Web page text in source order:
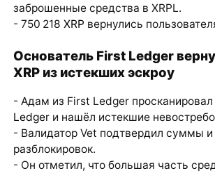
заброшенные средства в XRPL.
- 750 218 XRP вернулись
Основатель First Ledger
XRP из истекших эскроу
- Адам из First Ledger просканировал
Ledgerи нашёл истекшие
- Валидатор Vet подтвердил суммы и
разблокировок.
- Он отметил, что большая часть